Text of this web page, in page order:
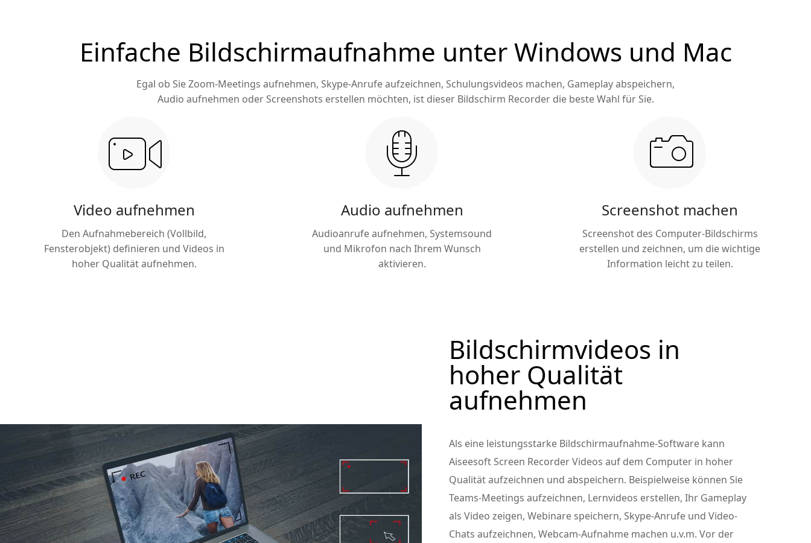
Einfache Bildschirmaufnahme unter Windows und Mac
Egal ob Sie Zoom-Meetings aufnehmen, Skype-Anrufe aufzeichnen, Schulungsvideos machen, Gameplay abspeichern,
Audio aufnehmen oder Screenshots erstellen möchten, ist dieser Bildschirm Recorder die beste Wahl für Sie.
Video aufnehmen
Den Aufnahmebereich (Vollbild,
Fensterobjekt) definieren und Videos in
hoher Qualität aufnehmen.
Audio aufnehmen
Audioanrufe aufnehmen, Systemsound
und Mikrofon nach Ihrem Wunsch
aktivieren.
Screenshot machen
Screenshot des Computer-Bildschirms
erstellen und zeichnen, um die wichtige
Information leicht zu teilen.
Bildschirmvideos in
hoher Qualität
aufnehmen
Als eine leistungsstarke Bildschirmaufnahme-Software kann
Aiseesoft Screen Recorder Videos auf dem Computer in hoher
Qualität aufzeichnen und abspeichern. Beispielweise können Sie
Teams-Meetings aufzeichnen, Lernvideos erstellen, Ihr Gameplay
als Video zeigen, Webinare speichern, Skype-Anrufe und Video-
Chats aufzeichnen, Webcam-Aufnahme machen u.v.m. Vor der